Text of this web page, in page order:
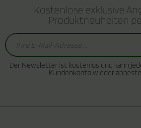
Kostenlose exklusive
Produktneuheiten
Der Newsletter ist kostenlos und kann
Kundenkonto wieder